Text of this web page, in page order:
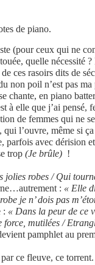
de piano.
(pour ceux qui ne
quelle nécessité
ces rasoirs dits de
non poil n’est pas
chante, en piano
à elle que j’ai pensé,
de femmes qui ne
qui l’ouvre, même si
parfois avec dérision
trop (Je brûle) !
jolies robes / Qui
: « Elle
je n’ dois pas
: « Dans la peur de ce
mutilées /
pamphlet au
ce fleuve, ce